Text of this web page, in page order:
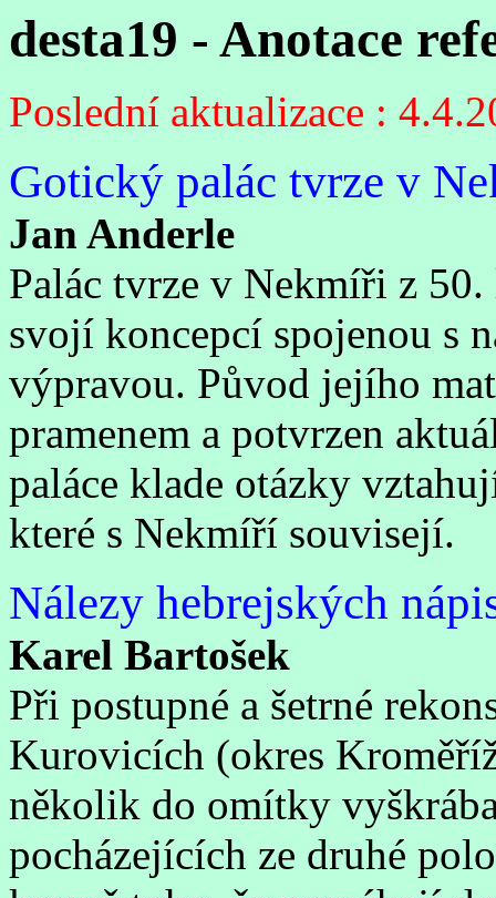
desta19 - Anotace
Poslední aktualizace :
Gotický palác tvrze v
Jan Anderle
Palác tvrze v Nekmíři z
svojí koncepcí spojenou s
výpravou. Původ jejího
pramenem a potvrzen
paláce klade otázky
které s Nekmíří souvisejí.
Nálezy hebrejských
Karel Bartošek
Při postupné a šetrné
Kurovicích (okres
několik do omítky
pocházejících ze druhé